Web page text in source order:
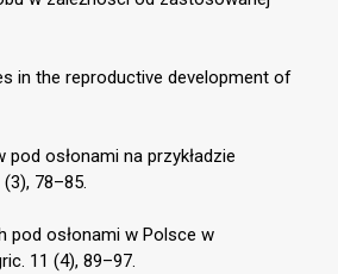
in the reproductive development of
pod osłonami na przykładzie
78–85.
pod osłonami w Polsce w
11 (4), 89–97.